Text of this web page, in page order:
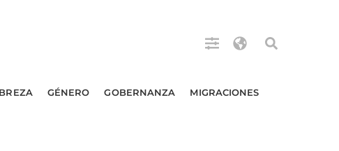
GÉNERO GOBERNANZA MIGRACIONES